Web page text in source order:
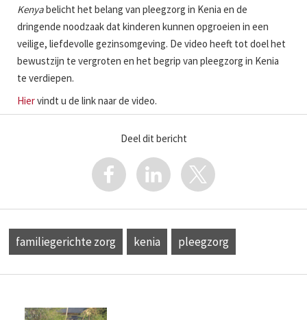
Kenyabelicht het belang van pleegzorg in Kenia en de
dringende noodzaak dat kinderen kunnen opgroeien in een
veilige, liefdevolle gezinsomgeving. De video heeft tot doel het
bewustzijn te vergroten en het begrip van pleegzorg in Kenia
te verdiepen.
Hiervindt u de link naar de video.
Deel dit bericht
familiegerichte zorg kenia pleegzorg